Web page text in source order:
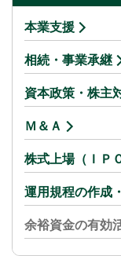
本業支援
相続・事業承継
資本政策・株主
Ｍ＆Ａ
株式上場（ＩＰ
運用規程の作成
余裕資金の有効